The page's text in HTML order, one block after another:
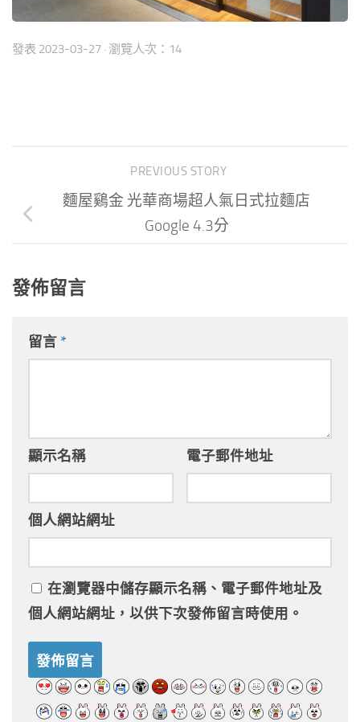
發表 2023-03-27 · 瀏覽人次：14
PREVIOUS STORY
麵屋鷄金 光華商場超人氣日式拉麵店
Google 4.3分
發佈留言
留言 *
顯示名稱 電子郵件地址
個人網站網址
在瀏覽器中儲存顯示名稱、電子郵件地址及
個人網站網址，以供下次發佈留言時使用。